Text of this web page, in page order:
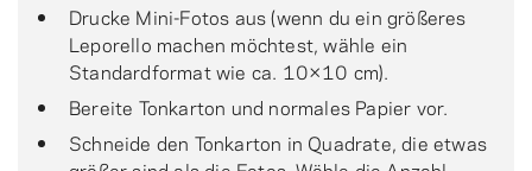
Drucke Mini-Fotos aus (wenn du ein größeres
Leporello machen möchtest, wähle ein
Standardformat wie ca. 10×10 cm).
Bereite Tonkarton und normales Papier vor.
Schneide den Tonkarton in Quadrate, die etwas